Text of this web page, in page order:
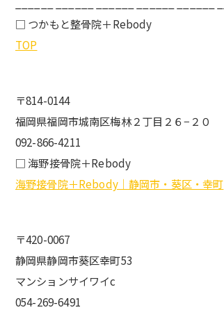
□ つかもと整骨院＋Rebody
TOP
〒814-0144
福岡県福岡市城南区梅林２丁目２６−２０
092-866-4211
□ 海野接骨院＋Rebody
海野接骨院＋Rebody｜静岡市・葵区・幸町
〒420-0067
静岡県静岡市葵区幸町53
マンションサイワイc
054-269-6491